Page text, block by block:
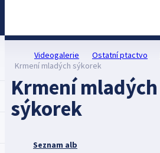
Videogalerie Ostatní ptactvo
Krmení mladých sýkorek
Krmení mladých
sýkorek
Seznam alb